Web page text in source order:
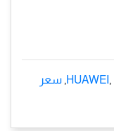
HUAWEI ,
, سعر